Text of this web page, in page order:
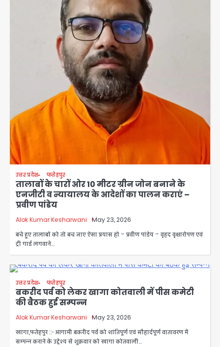
उत्तर प्रदेश फतेहपुर
तालाबों के चारों ओर 10 मीटर ग्रीन जोन बनाने के
एनजीटी व न्यायालय के आदेशों का पालन कराएं –
प्रवीण पांडेय
Alok Kumar Kesharwani
May 23, 2026
बचे हुए तालाबों को तो बच जाए ऐसा प्रयास हो – प्रवीण पांडेय – वृहद वृक्षारोपण एवं
ट्री गार्ड लगवाने…
उत्तर प्रदेश फतेहपुर
बकरीद पर्व को लेकर खागा कोतवाली में पीस कमेटी
की बैठक हुई सम्पन्न
Alok Kumar Kesharwani
May 23, 2026
खागा,फतेहपुर ::- आगामी बकरीद पर्व को शांतिपूर्ण एवं सौहार्दपूर्ण वातावरण में
सम्पन्न कराने के उद्देश्य से शुक्रवार को खागा कोतवाली…